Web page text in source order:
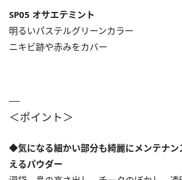
SP05 オサエテミント
明るいパステルグリーンカラー
ニキビ跡や赤みをカバー
＜ポイント＞
◆気になる細かい部分も綺麗にメンテナ
えるパウダー